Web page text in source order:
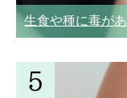
生食や種に毒が